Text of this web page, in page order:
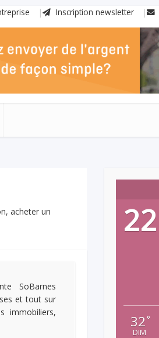
Inscription newsletter
acheter un
SoBarnes
et tout sur
immobiliers,
22
32 °
DIM